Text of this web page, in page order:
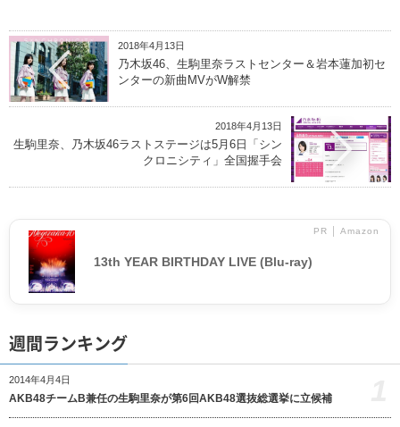
2018年4月13日
乃木坂46、生駒里奈ラストセンター＆岩本蓮加初セ
ンターの新曲MVがW解禁
2018年4月13日
生駒里奈、乃木坂46ラストステージは5月6日「シン
クロニシティ」全国握手会
PR │ Amazon
13th YEAR BIRTHDAY LIVE (Blu-ray)
週間ランキング
2014年4月4日
AKB48チームB兼任の生駒里奈が第6回AKB48選抜総選挙に立候補